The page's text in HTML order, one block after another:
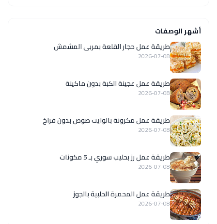
أشهر الوصفات
طريقة عمل حجار القلعة بمربى المشمش
2026-07-08
طريقة عمل عجينة الكبة بدون ماكينة
2026-07-08
طريقة عمل مكرونة بالوايت صوص بدون فراخ
2026-07-08
طريقة عمل رز بحليب سوري بـ 5 مكونات
2026-07-08
طريقة عمل المحمرة الحلبية بالجوز
2026-07-08